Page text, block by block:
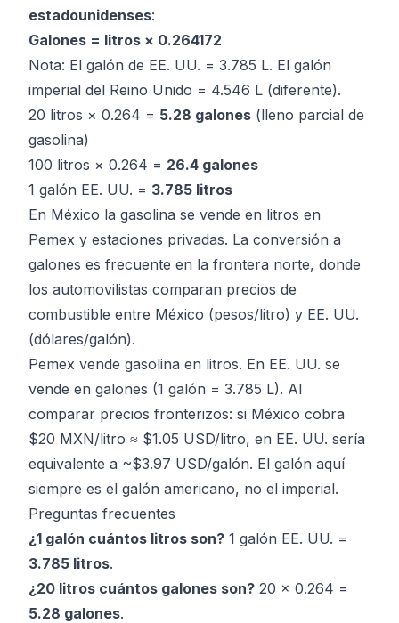
estadounidenses:
Galones = litros × 0.264172
Nota: El galón de EE. UU. = 3.785 L. El galón
imperial del Reino Unido = 4.546 L (diferente).
20 litros × 0.264 = 5.28 galones (lleno parcial de
gasolina)
100 litros × 0.264 = 26.4 galones
1 galón EE. UU. = 3.785 litros
En México la gasolina se vende en litros en
Pemex y estaciones privadas. La conversión a
galones es frecuente en la frontera norte, donde
los automovilistas comparan precios de
combustible entre México (pesos/litro) y EE. UU.
(dólares/galón).
Pemex vende gasolina en litros. En EE. UU. se
vende en galones (1 galón = 3.785 L). Al
comparar precios fronterizos: si México cobra
$20 MXN/litro ≈ $1.05 USD/litro, en EE. UU. sería
equivalente a ~$3.97 USD/galón. El galón aquí
siempre es el galón americano, no el imperial.
Preguntas frecuentes
¿1 galón cuántos litros son? 1 galón EE. UU. =
3.785 litros.
¿20 litros cuántos galones son? 20 × 0.264 =
5.28 galones.